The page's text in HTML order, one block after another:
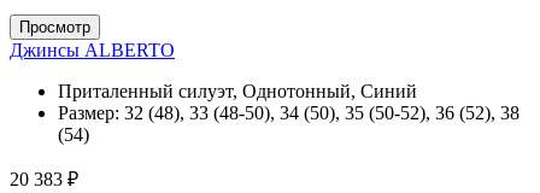
Просмотр
Джинсы ALBERTO
Приталенный силуэт, Однотонный, Синий
Размер: 32 (48), 33 (48-50), 34 (50), 35 (50-52), 36 (52), 38
(54)
20 383 ₽